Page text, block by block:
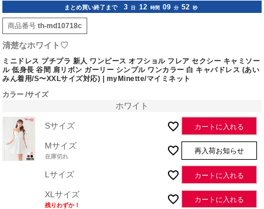
まとめ買い終了まで 3 日 12 時間 09 分 51 秒
商品番号 th-md10718c
清楚なホワイト♡
ミニドレス プチプラ 新人 ワンピース オフショル フレア セクシー キャミソー
ル 低身長 谷間 肩リボン ガーリー シンプル ワンカラー 白 キャバドレス (あい
みん着用/S〜XXLサイズ対応) | myMinette/マイミネット
カラー サイズ
ホワイト
Sサイズ カートに入れる
Mサイズ
在庫切れ
再入荷お知らせ
Lサイズ カートに入れる
XLサイズ
残りわずか！
カートに入れる